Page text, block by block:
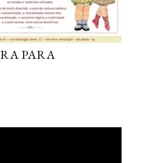
PARA